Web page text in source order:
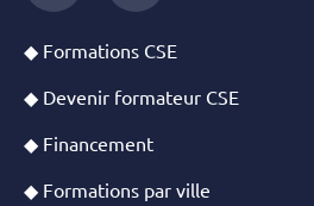
◆ Formations CSE
◆ Devenir formateur CSE
◆ Financement
◆ Formations par ville